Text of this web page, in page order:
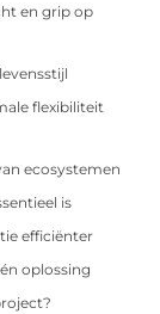
en grip op
flexibiliteit
ecosystemen
is
efficiënter
oplossing